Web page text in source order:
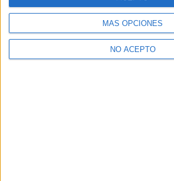
MÁS OPCIONES
NO ACEPTO